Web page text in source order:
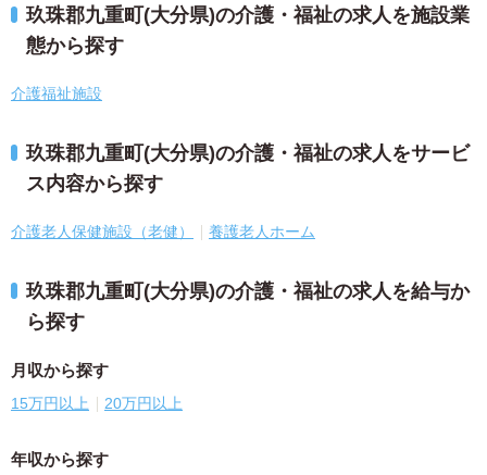
玖珠郡九重町(大分県)の介護・福祉の求人を施設業
態から探す
介護福祉施設
玖珠郡九重町(大分県)の介護・福祉の求人をサービ
ス内容から探す
介護老人保健施設（老健） 養護老人ホーム
玖珠郡九重町(大分県)の介護・福祉の求人を給与か
ら探す
月収から探す
15万円以上 20万円以上
年収から探す